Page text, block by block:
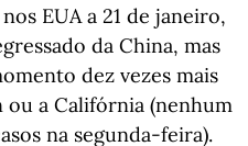
EUA a 21 de janeiro,
da China, mas
dez vezes mais
ou a Califórnia (nenhum
na segunda-feira).